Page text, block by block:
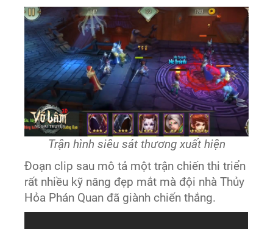
Trận hình siêu sát thương xuất hiện
Đoạn clip sau mô tả một trận chiến thi triển
rất nhiều kỹ năng đẹp mắt mà đội nhà Thủy
Hỏa Phán Quan đã giành chiến thắng.